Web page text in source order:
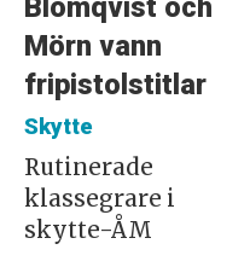
Blomqvist och
Mörn vann
fripistolstitlar
Skytte
Rutinerade
klassegrare i
skytte-ÅM